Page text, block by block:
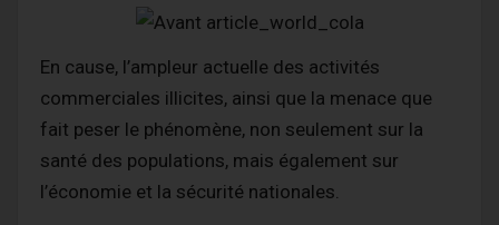
En cause, l’ampleur actuelle des activités
commerciales illicites, ainsi que la menace que
fait peser le phénomène, non seulement sur la
santé des populations, mais également sur
l’économie et la sécurité nationales.